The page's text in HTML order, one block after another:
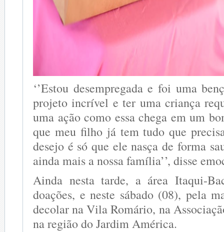
‘’Estou desempregada e foi uma
projeto incrível e ter uma criança
uma ação como essa chega em um
que meu filho já tem tudo que
desejo é só que ele nasça de forma
ainda mais a nossa família’’, disse
Ainda nesta tarde, a área Itaqui-
doações, e neste sábado (08), pela
decolar na Vila Romário, na
na região do Jardim América.